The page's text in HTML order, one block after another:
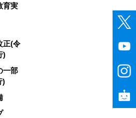
育実
正(令
)
一部
)